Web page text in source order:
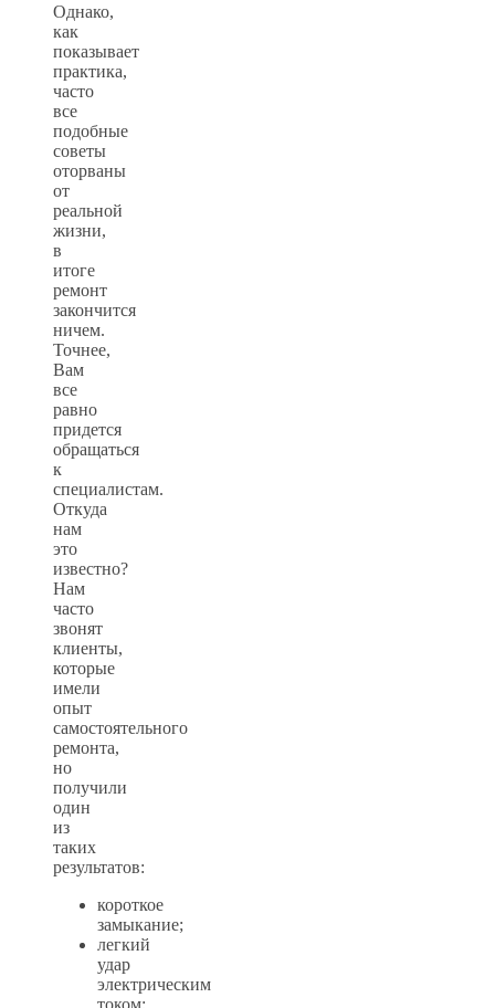
Однако,
как
показывает
практика,
часто
все
подобные
советы
оторваны
от
реальной
жизни,
в
итоге
ремонт
закончится
ничем.
Точнее,
Вам
все
равно
придется
обращаться
к
специалистам.
Откуда
нам
это
известно?
Нам
часто
звонят
клиенты,
которые
имели
опыт
самостоятельного
ремонта,
но
получили
один
из
таких
результатов:
короткое
замыкание;
легкий
удар
электрическим
током;